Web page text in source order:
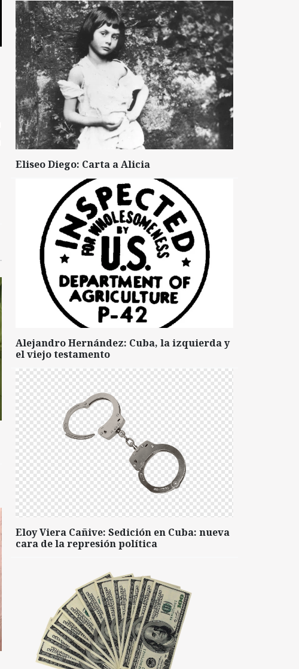
Eliseo Diego: Carta a Alicia
Alejandro Hernández: Cuba, la izquierda y
el viejo testamento
Eloy Viera Cañive: Sedición en Cuba: nueva
cara de la represión política